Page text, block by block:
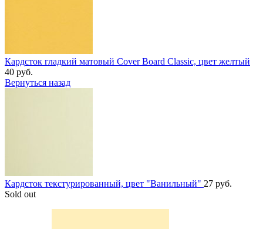
Кардсток гладкий матовый Сover Board Classic, цвет желтый
40 руб.
Вернуться назад
Кардсток текстурированный, цвет "Ванильный" 27 руб.
Sold out